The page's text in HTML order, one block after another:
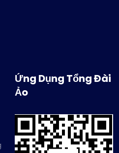
Ứng Dụng Tổng Đài
Ảo